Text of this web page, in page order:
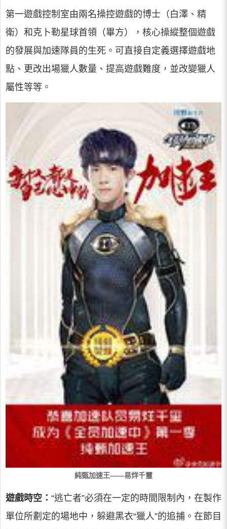
第一遊戲控制室由兩名操控遊戲的博士（白澤、精
衛）和克卜勒星球首領（畢方），核心操縱整個遊戲
的發展與加速隊員的生死。可直接自定義選擇遊戲地
點、更改出場獵人數量、提高遊戲難度，並改變獵人
屬性等等。
純甄加速王——易烊千璽
遊戲時空： “逃亡者”必須在一定的時間限制內，在製作
單位所劃定的場地中，躲避黑衣“獵人”的追捕。在節目